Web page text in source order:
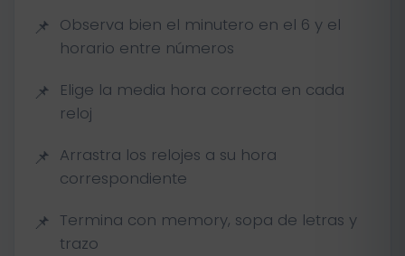
Observa bien el minutero en el 6 y el
horario entre números
Elige la media hora correcta en cada
reloj
Arrastra los relojes a su hora
correspondiente
Termina con memory, sopa de letras y
trazo